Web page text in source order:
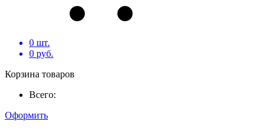
0 шт.
0 руб.
Корзина товаров
Всего:
Оформить